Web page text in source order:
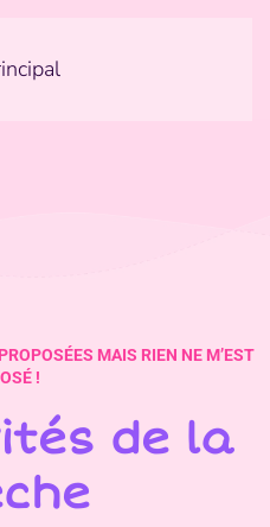
MAIS RIEN NE M’EST
!
de la